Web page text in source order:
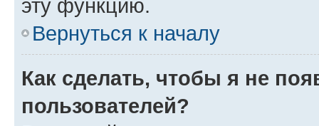
эту функцию.
Вернуться к началу
Как сделать, чтобы я не
пользователей?